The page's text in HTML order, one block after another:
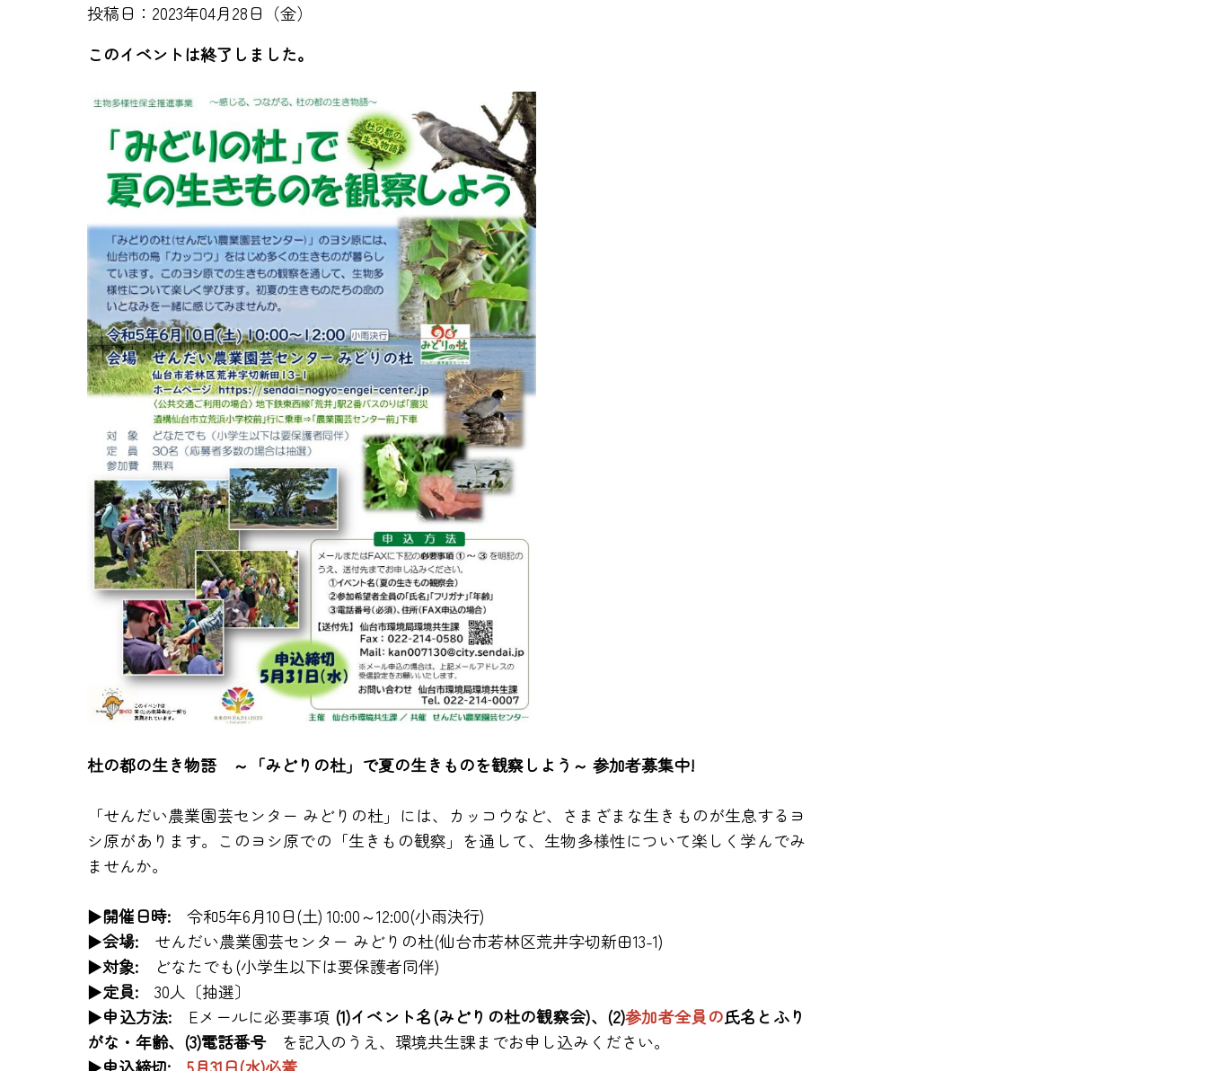
投稿日：2023年04月28日（金）
このイベントは終了しました。
杜の都の生き物語 ～「みどりの杜」で夏の生きものを観察しよう～ 参加者募集中!
「せんだい農業園芸センター みどりの杜」には、カッコウなど、さまざまな生きものが生息するヨ
シ原があります。このヨシ原での「生きもの観察」を通して、生物多様性について楽しく学んでみ
ませんか。
►開催日時: 令和5年6月10日(土) 10:00～12:00(小雨決行)
►会場: せんだい農業園芸センター みどりの杜(仙台市若林区荒井字切新田13-1)
►対象: どなたでも(小学生以下は要保護者同伴)
►定員: 30人〔抽選〕
►申込方法: Eメールに必要事項 (1)イベント名(みどりの杜の観察会)、(2)参加者全員の氏名とふり
がな・年齢、(3)電話番号を記入のうえ、環境共生課までお申し込みください。